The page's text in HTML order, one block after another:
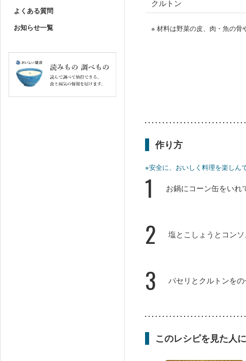
よくある質問
お知らせ一覧
クルトン
※ 材料は野菜の皮、肉・魚の骨
作り方
※安全に、おいしく料理を楽しん
1 お鍋にコーン缶をいれ
2 塩とこしょうとコンソ
3 パセリとクルトンをの
このレシピを見た人